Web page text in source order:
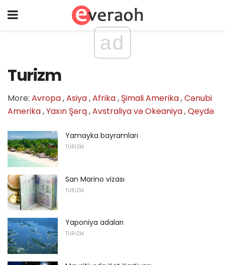
ad
Turizm
More: Avropa,Asiya,Afrika, Şimali Amerika,Cənubi
Amerika,Yaxın Şərq,Avstraliya və Okeaniya,Qeydə
Yamayka bayramları
TURIZM
San Marino vizası
TURIZM
Yaponiya adaları
TURIZM